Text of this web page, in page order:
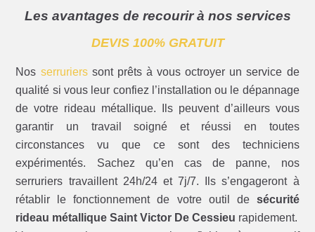
Les avantages de recourir à nos services
DEVIS 100% GRATUIT
Nos serrurierssont prêts à vous octroyer un service de
qualité si vous leur confiez l’installation ou le dépannage
de votre rideau métallique. Ils peuvent d’ailleurs vous
garantir un travail soigné et réussi en toutes
circonstances vu que ce sont des techniciens
expérimentés. Sachez qu’en cas de panne, nos
serruriers travaillent 24h/24 et 7j/7. Ils s’engageront à
rétablir le fonctionnement de votre outil de sécurité
rideau métallique Saint Victor De Cessieu rapidement.